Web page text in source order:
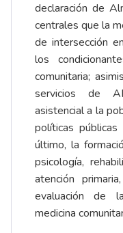
declaración de
centrales que la
de intersección
los
comunitaria;
servicios de
asistencial a la
políticas
último, la
psicología,
atención
evaluación de
medicina